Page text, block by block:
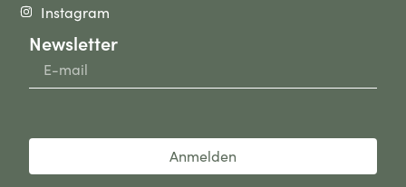
Instagram
Newsletter
Anmelden